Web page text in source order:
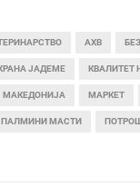
АХВ
ЈАДЕМЕ КВАЛИТЕТ
МАКЕДОНИЈА МАРКЕТ
ПАЛМИНИ МАСТИ